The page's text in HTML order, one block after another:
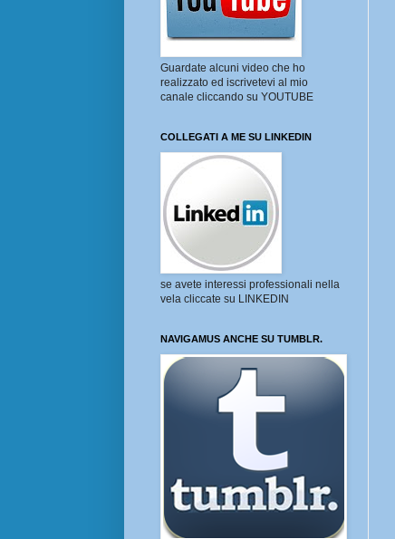
Guardate alcuni video che ho
realizzato ed iscrivetevi al mio
canale cliccando su YOUTUBE
COLLEGATI A ME SU LINKEDIN
se avete interessi professionali nella
vela cliccate su LINKEDIN
NAVIGAMUS ANCHE SU TUMBLR.